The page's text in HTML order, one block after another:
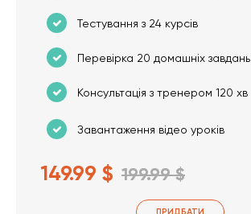
Тестування з 24 курсів
Перевірка 20 домашніх завдань
Консультація з тренером 120 хв
Завантаження відео уроків
149.99 $ 199.99 $